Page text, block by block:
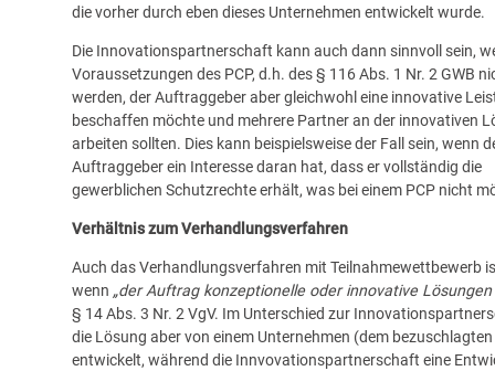
die vorher durch eben dieses Unternehmen entwickelt wurde.
Die Innovationspartnerschaft kann auch dann sinnvoll sein,
Voraussetzungen des PCP, d.h. des § 116 Abs. 1 Nr. 2 GWB
werden, der Auftraggeber aber gleichwohl eine innovative
beschaffen möchte und mehrere Partner an der innovativen
arbeiten sollten. Dies kann beispielsweise der Fall sein, wenn
Auftraggeber ein Interesse daran hat, dass er vollständig die
gewerblichen Schutzrechte erhält, was bei einem PCP nicht
Verhältnis zum Verhandlungsverfahren
Auch das Verhandlungsverfahren mit Teilnahmewettbewerb
wenn „der Auftrag konzeptionelle oder innovative Lösungen
§ 14 Abs. 3 Nr. 2 VgV. Im Unterschied zur
die Lösung aber von einem Unternehmen (dem
entwickelt, während die Innvovationspartnerschaft eine